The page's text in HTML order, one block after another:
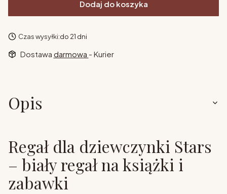
Dodaj do koszyka
Czas wysyłki:do 21 dni
Dostawa darmowa - Kurier
Opis
Regał dla dziewczynki Stars
– biały regał na książki i
zabawki